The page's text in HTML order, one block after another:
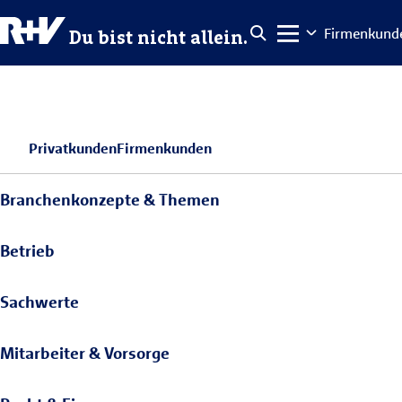
Du bist nicht allein.
PrivatkundenFirmenkunden
Branchenkonzepte & Themen
Betrieb
Sachwerte
Mitarbeiter & Vorsorge